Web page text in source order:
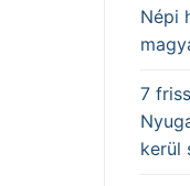
Népi
7
kerül